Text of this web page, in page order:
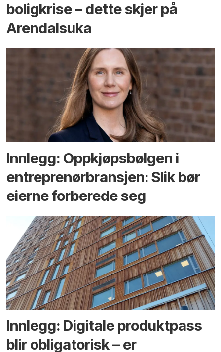
bolig­krise – dette skjer på
Arendals­uka
Innlegg: Oppkjøps­bølgen i
entreprenør­bransjen: Slik bør
eierne forberede seg
Innlegg: Digitale produktpass
blir obligatorisk – er